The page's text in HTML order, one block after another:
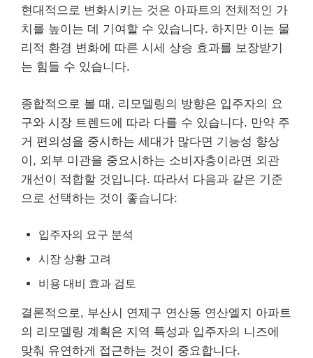
현대적으로 변화시키는 것은 아파트의 전체적인 가
치를 높이는 데 기여할 수 있습니다. 하지만 이는 물
리적 환경 변화에 따른 시세 상승 효과를 보장받기
는 힘들 수 있습니다.
종합적으로 볼 때, 리모델링의 방향은 입주자의 요
구와 시장 트렌드에 따라 다를 수 있습니다. 만약 주
거 편의성을 중시하는 세대가 많다면 기능성 향상
이, 외부 미관을 중요시하는 소비자층이라면 외관
개선이 적합할 것입니다. 따라서 다음과 같은 기준
으로 선택하는 것이 좋습니다:
입주자의 요구 분석
시장 상황 고려
비용 대비 효과 검토
결론적으로, 부산시 연제구 연산동 연산엘지 아파트
의 리모델링 계획은 지역 특성과 입주자의 니즈에
맞춰 유연하게 접근하는 것이 중요합니다.